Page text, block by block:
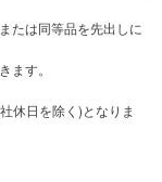
たは同等品を先出しに
ます。
休日を除く)となりま